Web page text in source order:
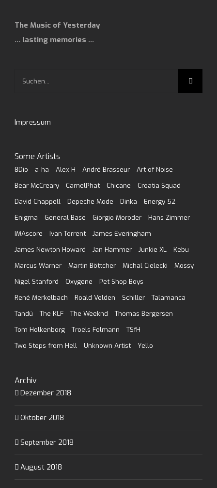
The Music of Yesterday
… lasting memories …
Impressum
Some Artists
8Dio a-ha Alex H André Brasseur
Art of Noise
Bear McCreary
CamelPhat Chicane
Croatia Squad
David Chappell
Depeche Mode Dinka
Energy 52
Enigma
General Base Giorgio Moroder
Hans Zimmer
IMAscore
Ivan Torrent
James Everingham
James Newton Howard
Jan Hammer Junkie XL
Kebu
Marcus Warner
Martin Böttcher Michal Cielecki
Mossy
Nigel Stanford
Oxygene
Pet Shop Boys
René Merkelbach
Roald Velden Schiller
Talamanca
Tandú
The KLF The Weeknd
Thomas Bergersen
Tom Holkenborg
Troels Folmann
TSfH
Two Steps from Hell
Unknown Artist Yello
Archiv
Dezember 2018
Oktober 2018
September 2018
August 2018